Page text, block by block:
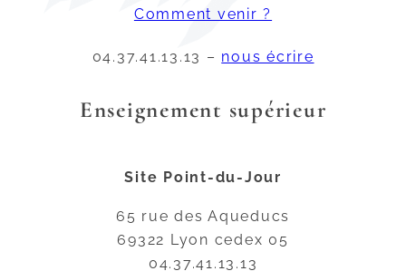
Comment venir ?
04.37.41.13.13 – nous écrire
Enseignement supérieur
Site Point-du-Jour
65 rue des Aqueducs
69322 Lyon cedex 05
04.37.41.13.13